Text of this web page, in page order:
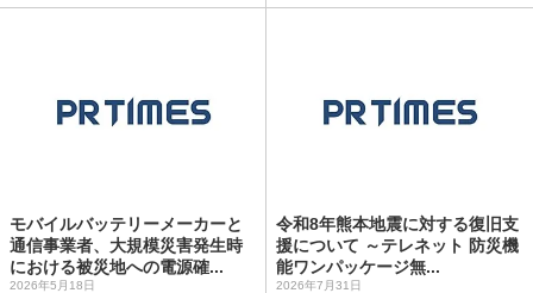
モバイルバッテリーメーカーと
通信事業者、大規模災害発生時
における被災地への電源確...
2026年5月18日
令和8年熊本地震に対する復旧支
援について ～テレネット 防災機
能ワンパッケージ無...
2026年7月31日